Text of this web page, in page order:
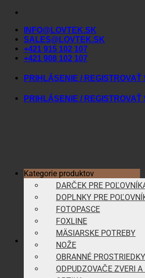
Skip
contentINFO@LOVTEK.SK
SALES@LOVTEK.SK
+421 915 102 107
+421 908 102 107
PRIHLÁSENIE / REGISTROVAŤ
PRIHLÁSENIE / REGISTROVAŤ
Kategorie produktov
DARČEK PRE
DOPLNKY PRE
FOTOPASCE
FOXLINE
MÄSIARSKE POTREBY
NOŽE
OBRANNÉ PROSTRIEDKY
ODPUDZOVAČE ZVERI A